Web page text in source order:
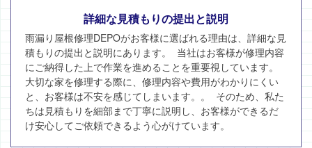
詳細な見積もりの提出と説明
雨漏り屋根修理DEPOがお客様に選ばれる理由は、詳細な見
積もりの提出と説明にあります。 当社はお客様が修理内容
にご納得した上で作業を進めることを重要視しています。
大切な家を修理する際に、修理内容や費用がわかりにくい
と、お客様は不安を感じてしまいます。。 そのため、私た
ちは見積もりを細部まで丁寧に説明し、お客様ができるだ
け安心してご依頼できるよう心がけています。